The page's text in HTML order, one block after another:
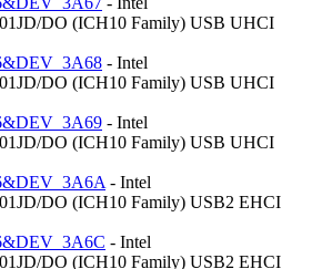
DO (ICH10 Family) USB UHCI
- Intel
DO (ICH10 Family) USB UHCI
- Intel
DO (ICH10 Family) USB UHCI
- Intel
DO (ICH10 Family) USB2 EHCI
- Intel
DO (ICH10 Family) USB2 EHCI